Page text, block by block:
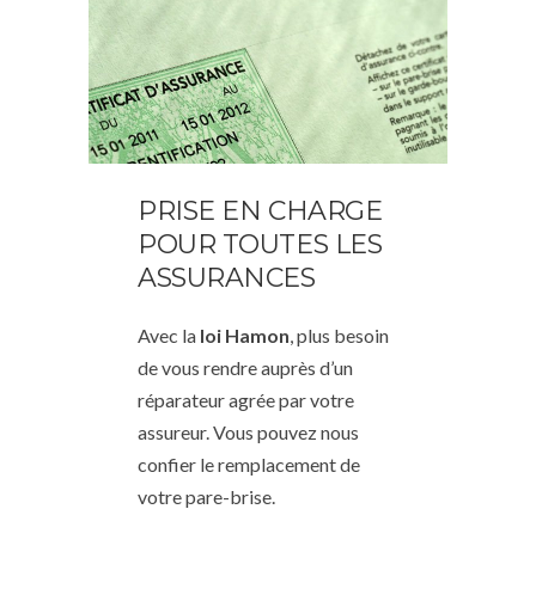
PRISE EN CHARGE
POUR TOUTES LES
ASSURANCES
Avec la loi Hamon, plus besoin
de vous rendre auprès d’un
réparateur agrée par votre
assureur. Vous pouvez nous
confier le remplacement de
votre pare-brise.